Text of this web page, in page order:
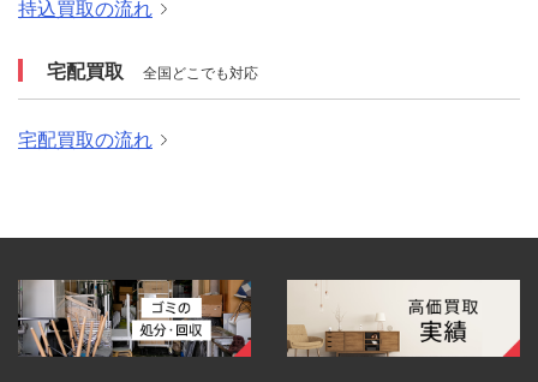
持込買取の流れ
宅配買取 全国どこでも対応
宅配買取の流れ